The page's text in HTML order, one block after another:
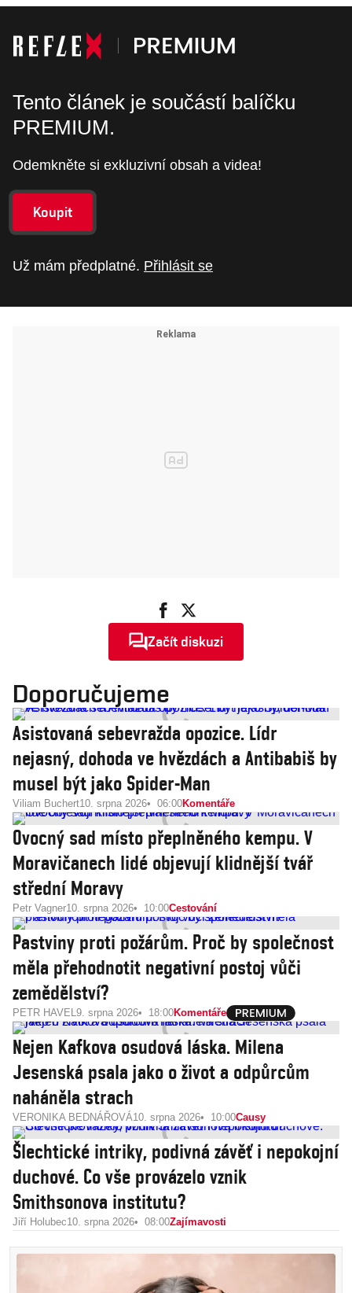
Tento článek je součástí balíčku
PREMIUM.
Odemkněte si exkluzivní obsah a videa!
Koupit
Už mám předplatné. Přihlásit se
Začít diskuzi
Doporučujeme
Asistovaná sebevražda opozice. Lídr
nejasný, dohoda ve hvězdách a Antibabiš by
musel být jako Spider-Man
Viliam Buchert10. srpna 2026 06:00Komentáře
Ovocný sad místo přeplněného kempu. V
Moravičanech lidé objevují klidnější tvář
střední Moravy
Petr Vagner10. srpna 2026 10:00Cestování
Pastviny proti požárům. Proč by společnost
měla přehodnotit negativní postoj vůči
zemědělství?
PETR HAVEL9. srpna 2026 18:00Komentáře
Nejen Kafkova osudová láska. Milena
Jesenská psala jako o život a odpůrcům
naháněla strach
VERONIKA BEDNÁŘOVÁ10. srpna 2026 10:00Causy
Šlechtické intriky, podivná závěť i nepokojní
duchové. Co vše provázelo vznik
Smithsonova institutu?
Jiří Holubec10. srpna 2026 08:00Zajímavosti